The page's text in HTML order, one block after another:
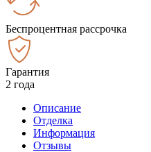
Беспроцентная рассрочка
Гарантия
2 года
Описание
Отделка
Информация
Отзывы